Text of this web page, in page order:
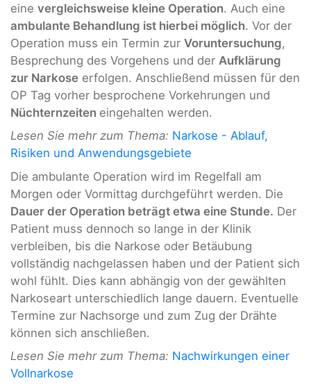
eine vergleichsweise kleine Operation. Auch eine
ambulante Behandlung ist hierbei möglich. Vor der
Operation muss ein Termin zur Voruntersuchung,
Besprechung des Vorgehens und der Aufklärung
zur Narkose erfolgen. Anschließend müssen für den
OP Tag vorher besprochene Vorkehrungen und
Nüchternzeiten eingehalten werden.
Lesen Sie mehr zum Thema: Narkose - Ablauf,
Risiken und Anwendungsgebiete
Die ambulante Operation wird im Regelfall am
Morgen oder Vormittag durchgeführt werden. Die
Dauer der Operation beträgt etwa eine Stunde. Der
Patient muss dennoch so lange in der Klinik
verbleiben, bis die Narkose oder Betäubung
vollständig nachgelassen haben und der Patient sich
wohl fühlt. Dies kann abhängig von der gewählten
Narkoseart unterschiedlich lange dauern. Eventuelle
Termine zur Nachsorge und zum Zug der Drähte
können sich anschließen.
Lesen Sie mehr zum Thema: Nachwirkungen einer
Vollnarkose